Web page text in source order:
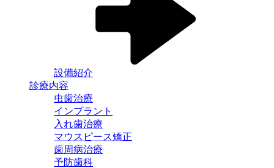
設備紹介
診療内容
虫歯治療
インプラント
入れ歯治療
マウスピース矯正
歯周病治療
予防歯科